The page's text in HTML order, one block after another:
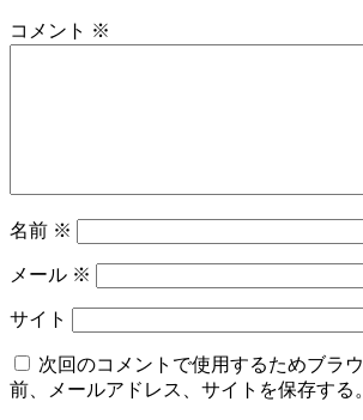
コメント ※
名前 ※
メール ※
サイト
次回のコメントで使用するためブラ
前、メールアドレス、サイトを保存する。